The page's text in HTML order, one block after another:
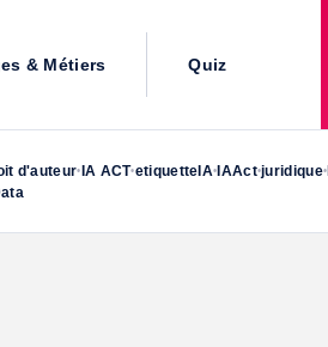
& Métiers Quiz
d'auteur• IA ACT•etiquetteIA• IAAct•juridique•